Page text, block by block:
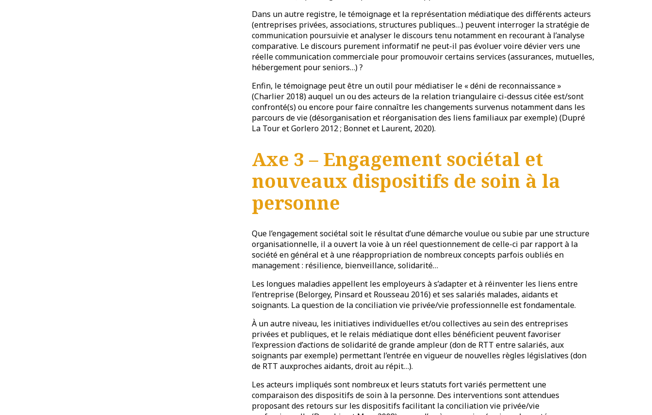
Dans un autre registre, le témoignage et la représentation médiatique des différents acteurs
(entreprises privées, associations, structures publiques…) peuvent interroger la stratégie de
communication poursuivie et analyser le discours tenu notamment en recourant à l’analyse
comparative. Le discours purement informatif ne peut-il pas évoluer voire dévier vers une
réelle communication commerciale pour promouvoir certains services (assurances, mutuelles,
hébergement pour seniors…) ?
Enfin, le témoignage peut être un outil pour médiatiser le « déni de reconnaissance »
(Charlier 2018) auquel un ou des acteurs de la relation triangulaire ci-dessus citée est/sont
confronté(s) ou encore pour faire connaître les changements survenus notamment dans les
parcours de vie (désorganisation et réorganisation des liens familiaux par exemple) (Dupré
La Tour et Gorlero 2012 ; Bonnet et Laurent, 2020).
Axe 3 – Engagement sociétal et
nouveaux dispositifs de soin à la
personne
Que l’engagement sociétal soit le résultat d’une démarche voulue ou subie par une structure
organisationnelle, il a ouvert la voie à un réel questionnement de celle-ci par rapport à la
société en général et à une réappropriation de nombreux concepts parfois oubliés en
management : résilience, bienveillance, solidarité…
Les longues maladies appellent les employeurs à s’adapter et à réinventer les liens entre
l’entreprise (Belorgey, Pinsard et Rousseau 2016) et ses salariés malades, aidants et
soignants. La question de la conciliation vie privée/vie professionnelle est fondamentale.
À un autre niveau, les initiatives individuelles et/ou collectives au sein des entreprises
privées et publiques, et le relais médiatique dont elles bénéficient peuvent favoriser
l’expression d’actions de solidarité de grande ampleur (don de RTT entre salariés, aux
soignants par exemple) permettant l’entrée en vigueur de nouvelles règles législatives (don
de RTT auxproches aidants, droit au répit…).
Les acteurs impliqués sont nombreux et leurs statuts fort variés permettent une
comparaison des dispositifs de soin à la personne. Des interventions sont attendues
proposant des retours sur les dispositifs facilitant la conciliation vie privée/vie